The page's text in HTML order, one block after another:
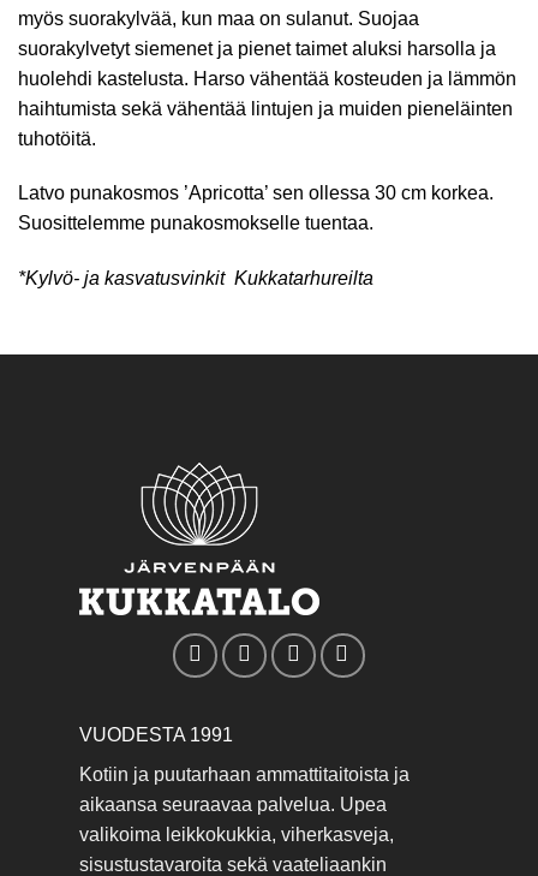
myös suorakylvää, kun maa on sulanut. Suojaa
suorakylvetyt siemenet ja pienet taimet aluksi harsolla ja
huolehdi kastelusta. Harso vähentää kosteuden ja lämmön
haihtumista sekä vähentää lintujen ja muiden pieneläinten
tuhotöitä.
Latvo punakosmos ’Apricotta’ sen ollessa 30 cm korkea.
Suosittelemme punakosmokselle tuentaa.
*Kylvö- ja kasvatusvinkit Kukkatarhureilta
VUODESTA 1991
Kotiin ja puutarhaan ammattitaitoista ja
aikaansa seuraavaa palvelua. Upea
valikoima leikkokukkia, viherkasveja,
sisustustavaroita sekä vaateliaankin